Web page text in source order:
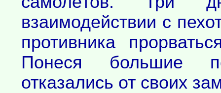
взаимодействии с
противника
Понеся большие
отказались от своих